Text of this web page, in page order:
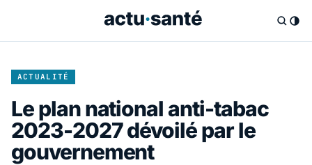
ACTUALITÉ
Le plan national anti-tabac
2023-2027 dévoilé par le
gouvernement